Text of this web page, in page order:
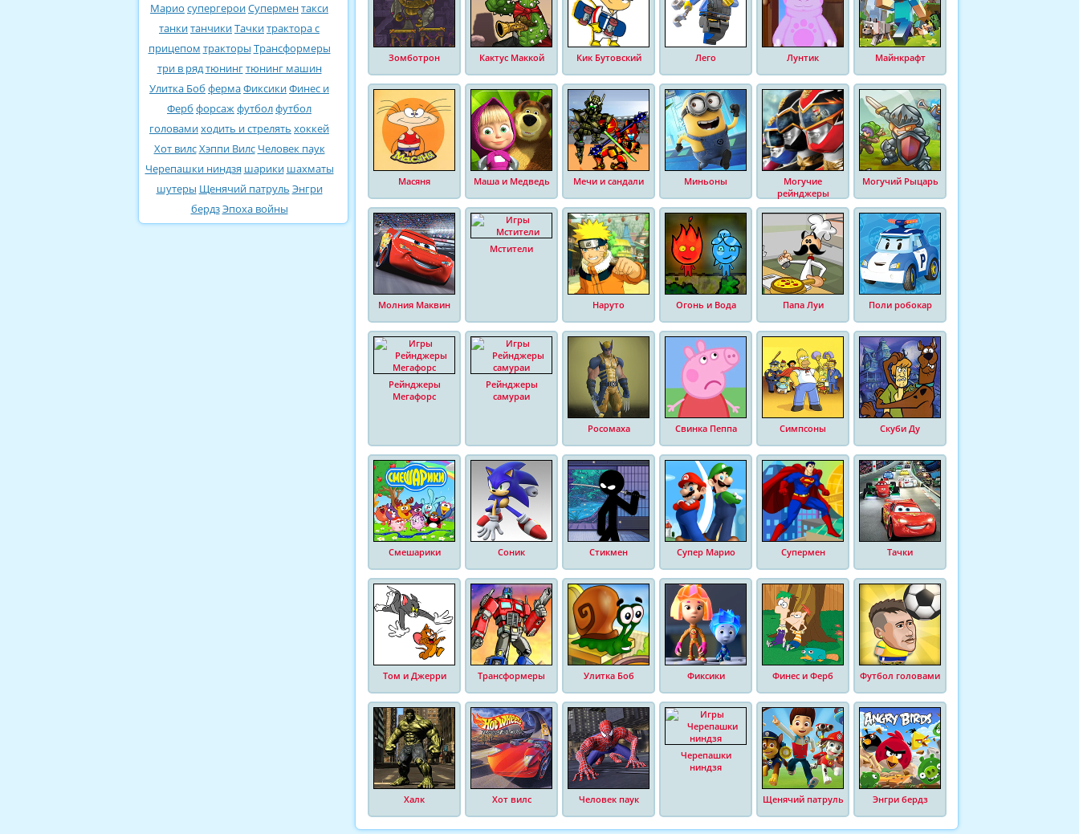
Марио супергероиСуперментакси
танкитанчикиТачкитрактора с
прицепом тракторы Трансформеры
три в рядтюнингтюнинг машин
Улитка Боб фермаФиксикиФинес и
Ферб форсажфутболфутбол
головамиходить и стрелять хоккей
Хот вилсХэппи Вилс Человек паук
Черепашки ниндзя шарики шахматы
шутеры Щенячий патруль Энгри
бердзЭпоха войны
Зомботрон Кактус Маккой Кик Бутовский Лего Лунтик Майнкрафт
Масяня Маша и Медведь Мечи и сандали Миньоны
Могучие
рейнджеры
Могучий Рыцарь
Молния Маквин
Мстители
Наруто Огонь и Вода Папа Луи Поли робокар
Рейнджеры
Мегафорс
Рейнджеры
самураи
Росомаха Свинка Пеппа Симпсоны Скуби Ду
Смешарики Соник Стикмен Супер Марио Супермен Тачки
Том и Джерри Трансформеры Улитка Боб Фиксики Финес и Ферб Футбол головами
Халк Хот вилс Человек паук
Черепашки
ниндзя
Щенячий патруль Энгри бердз